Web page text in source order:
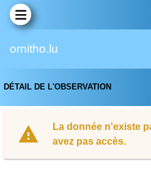
ornitho.lu
DÉTAIL DE L'OBSERVATION
La donnée n'existe
avez pas accès.